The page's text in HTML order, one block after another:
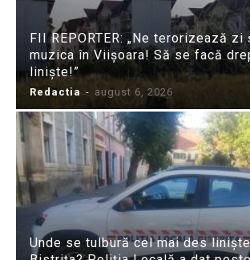
FII REPORTER: „Ne terorizează zi
muzica în Viișoara! Să se facă
liniște!”
Redactia - august 6, 2026
Unde se tulbură cel mai des